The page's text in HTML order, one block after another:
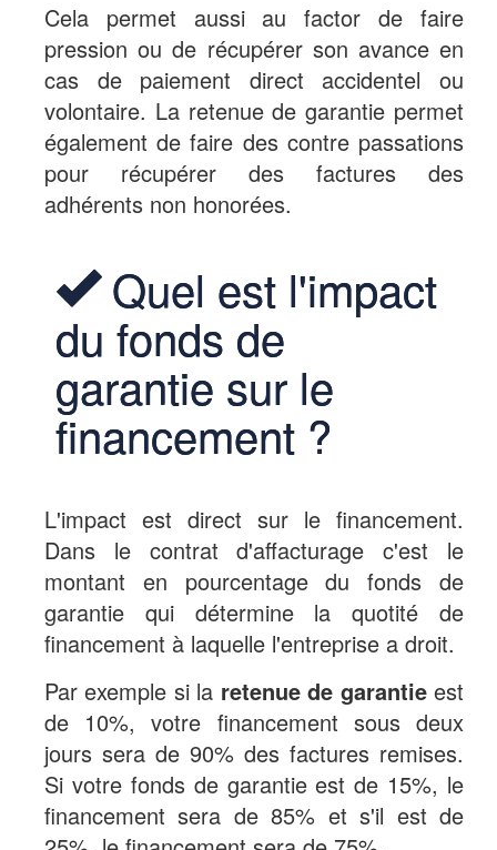
Cela permet aussi au factor de faire
pression ou de récupérer son avance en
cas de paiement direct accidentel ou
volontaire. La retenue de garantie permet
également de faire des contre passations
pour récupérer des factures des
adhérents non honorées.
Quel est l'impact
du fonds de
garantie sur le
financement ?
L'impact est direct sur le financement.
Dans le contrat d'affacturage c'est le
montant en pourcentage du fonds de
garantie qui détermine la quotité de
financement à laquelle l'entreprise a droit.
Par exemple si la retenue de garantieest
de 10%, votre financement sous deux
jours sera de 90% des factures remises.
Si votre fonds de garantie est de 15%, le
financement sera de 85% et s'il est de